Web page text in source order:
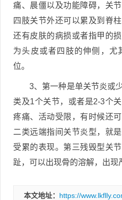
痛、晨僵以及功能障碍，关
四肢关节外还可以累及到脊
还有皮肤的病损或者指甲的
为头皮或者四肢的伸侧，尤
位。
3、第一种是单关节炎或
类及1个关节，或者是2-3个
疼痛、活动受限，有时候还
二类远端指间关节炎型，就
受累的表现。第三残毁型关
趾，可以出现骨的溶解，出现
本文地址： https://